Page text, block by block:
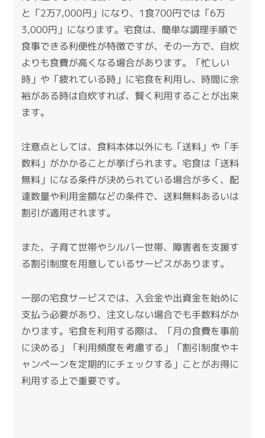
と「2万7,000円」になり、1食700円では「6万
3,000円」になります。宅食は、簡単な調理手順で
食事できる利便性が特徴ですが、その一方で、自炊
よりも食費が高くなる場合があります。 「忙しい
時」や「疲れている時」に宅食を利用し、時間に余
裕がある時は自炊すれば、賢く利用することが出来
ます。
注意点としては、食料本体以外にも「送料」や「手
数料」がかかることが挙げられます。宅食は「送料
無料」になる条件が決められている場合が多く、配
達数量や利用金額などの条件で、送料無料あるいは
割引が適用されます。
また、子育て世帯やシルバー世帯、障害者を支援す
る割引制度を用意しているサービスがあります。
一部の宅食サービスでは、入会金や出資金を始めに
支払う必要があり、注文しない場合でも手数料がか
かります。宅食を利用する際は、「月の食費を事前
に決める」「利用頻度を考慮する」「割引制度やキ
ャンペーンを定期的にチェックする」ことがお得に
利用する上で重要です。